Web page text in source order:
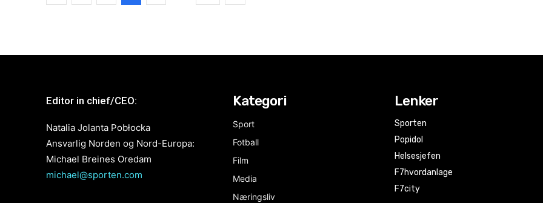
Editor in chief/CEO:
Natalia Jolanta Pobłocka
Ansvarlig Norden og Nord-Europa:
Michael Breines Oredam
michael@sporten.com
Kategori
Sport
Fotball
Film
Media
Næringsliv
Lenker
Sporten
Popidol
Helsesjefen
F7hvordanlage
F7city